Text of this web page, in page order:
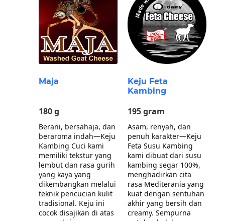
Maja
180 g
Berani, bersahaja, dan
beraroma indah—Keju
Kambing Cuci kami
memiliki tekstur yang
lembut dan rasa gurih
yang kaya yang
dikembangkan melalui
teknik pencucian kulit
tradisional. Keju ini
cocok disajikan di atas
Keju Feta
Kambing
195 gram
Asam, renyah, dan
penuh karakter—Keju
Feta Susu Kambing
kami dibuat dari susu
kambing segar 100%,
menghadirkan cita
rasa Mediterania yang
kuat dengan sentuhan
akhir yang bersih dan
creamy. Sempurna